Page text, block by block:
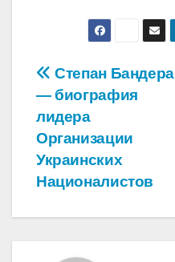
Навигация
по
записям
Степан Бандера
— биография
лидера
Организации
Украинских
Националистов